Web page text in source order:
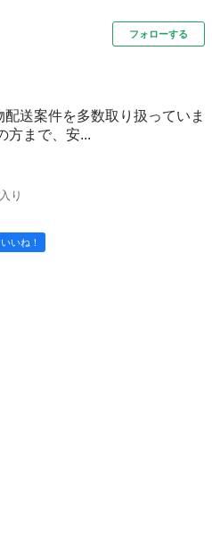
フォローする
送案件を多数取り扱っていま
方まで、安...
り
いいね！